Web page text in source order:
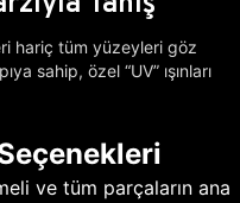
hariç tüm yüzeyleri göz
sahip, özel “UV” ışınları
ve tüm parçaların ana